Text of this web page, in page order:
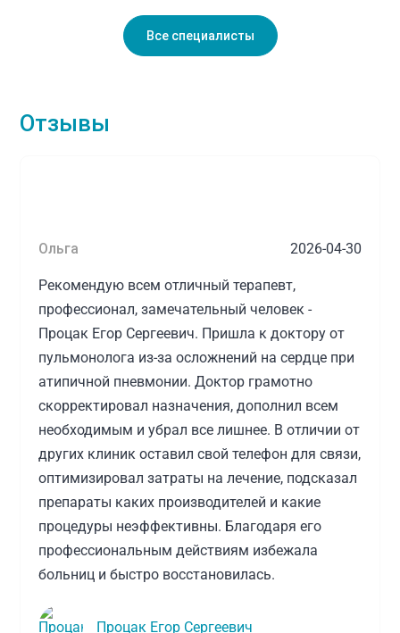
Все специалисты
Отзывы
Ольга 2026-04-30
Рекомендую всем отличный терапевт,
профессионал, замечательный человек -
Процак Егор Сергеевич. Пришла к доктору от
пульмонолога из-за осложнений на сердце при
атипичной пневмонии. Доктор грамотно
скорректировал назначения, дополнил всем
необходимым и убрал все лишнее. В отличии от
других клиник оставил свой телефон для связи,
оптимизировал затраты на лечение, подсказал
препараты каких производителей и какие
процедуры неэффективны. Благодаря его
профессиональным действиям избежала
больниц и быстро восстановилась.
Процак Егор Сергеевич